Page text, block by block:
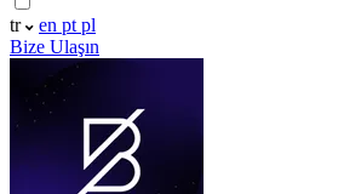
tr en pt pl
Bize Ulaşın